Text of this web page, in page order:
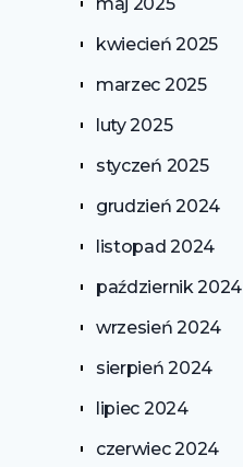
kwiecień 2025
marzec 2025
luty 2025
styczeń 2025
grudzień 2024
listopad 2024
październik 2024
wrzesień 2024
sierpień 2024
lipiec 2024
czerwiec 2024